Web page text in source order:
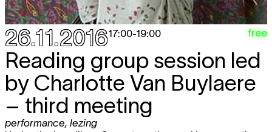
3.02
20:30BE première
dans,performance
za
4.02
Dana MichelMERCURIAL GEORGE
20:30
dans ,
vr
10.02
Bernard Van Eeghem & Stefanie
Claes
20:30
performance
TICKET
26.11.201617:00-19:00 free
Reading group session led
by Charlotte Van Buylaere
– third meeting
performance, lezing